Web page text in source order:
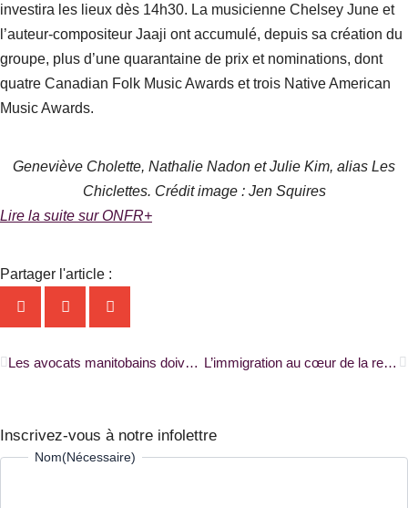
investira les lieux dès 14h30. La musicienne Chelsey June et
l’auteur-compositeur Jaaji ont accumulé, depuis sa création du
groupe, plus d’une quarantaine de prix et nominations, dont
quatre Canadian Folk Music Awards et trois Native American
Music Awards.
Geneviève Cholette, Nathalie Nadon et Julie Kim, alias Les
Chiclettes. Crédit image : Jen Squires
Lire la suite sur ONFR+
Partager l'article :
Précédent Les avocats manitobains doivent aborder la cohérence des versions bilingues des lois |RADIO-CANADA| L’immigration au cœur de la rencontre des ministres responsables de la francophonie |RADIO-CANADA|
Inscrivez-vous à notre infolettre
Nom(Nécessaire)
Prénom
Nom